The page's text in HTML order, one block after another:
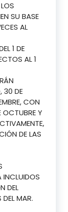
SU BASE
AL
1 DE
AL 1
30 DE
CON
OCTUBRE Y
DE LAS
INCLUIDOS
DEL
MAR.